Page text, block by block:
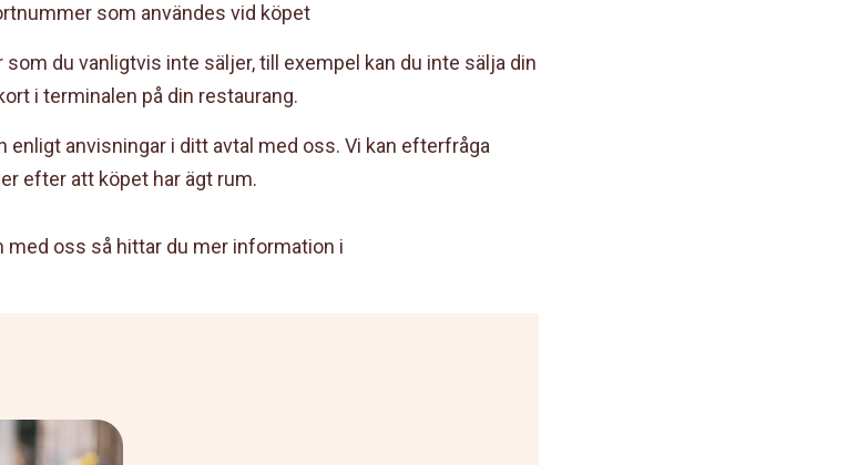
som användes vid köpet
du vanligtvis inte säljer, till exempel kan du inte sälja din
i terminalen på din restaurang.
enligt anvisningar i ditt avtal med oss. Vi kan efterfråga
efter att köpet har ägt rum.
med oss så hittar du mer information i